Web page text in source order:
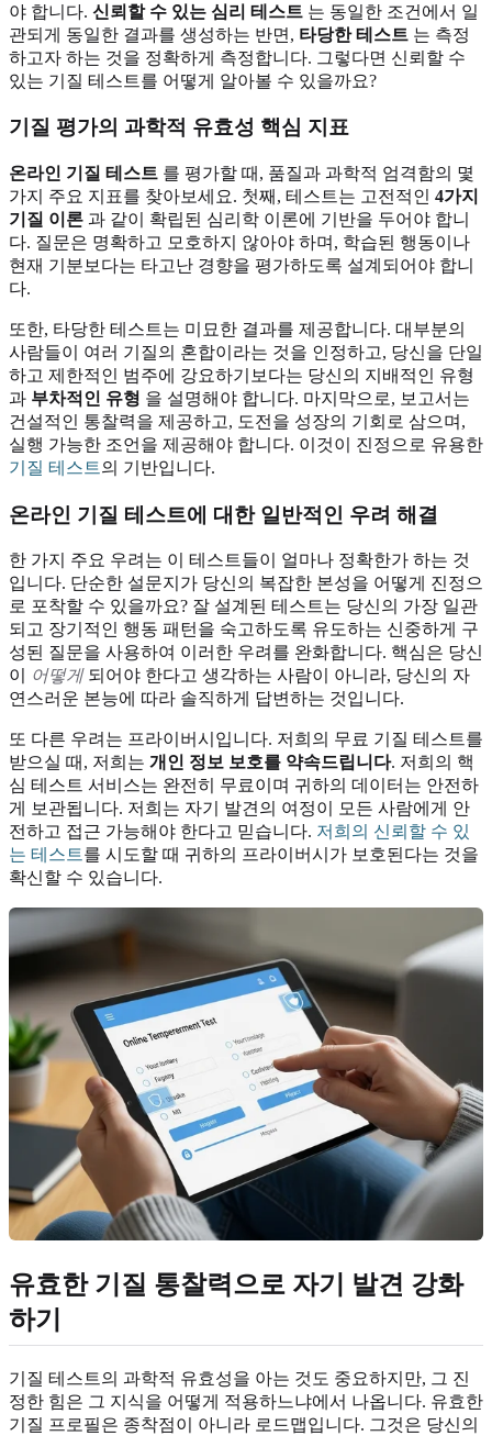
야 합니다. 신뢰할 수 있는 심리 테스트 는 동일한 조건에서 일
관되게 동일한 결과를 생성하는 반면, 타당한 테스트 는 측정
하고자 하는 것을 정확하게 측정합니다. 그렇다면 신뢰할 수
있는 기질 테스트를 어떻게 알아볼 수 있을까요?
기질 평가의 과학적 유효성 핵심 지표
온라인 기질 테스트 를 평가할 때, 품질과 과학적 엄격함의 몇
가지 주요 지표를 찾아보세요. 첫째, 테스트는 고전적인 4가지
기질 이론 과 같이 확립된 심리학 이론에 기반을 두어야 합니
다. 질문은 명확하고 모호하지 않아야 하며, 학습된 행동이나
현재 기분보다는 타고난 경향을 평가하도록 설계되어야 합니
다.
또한, 타당한 테스트는 미묘한 결과를 제공합니다. 대부분의
사람들이 여러 기질의 혼합이라는 것을 인정하고, 당신을 단일
하고 제한적인 범주에 강요하기보다는 당신의 지배적인 유형
과 부차적인 유형 을 설명해야 합니다. 마지막으로, 보고서는
건설적인 통찰력을 제공하고, 도전을 성장의 기회로 삼으며,
실행 가능한 조언을 제공해야 합니다. 이것이 진정으로 유용한
기질 테스트의 기반입니다.
온라인 기질 테스트에 대한 일반적인 우려 해결
한 가지 주요 우려는 이 테스트들이 얼마나 정확한가 하는 것
입니다. 단순한 설문지가 당신의 복잡한 본성을 어떻게 진정으
로 포착할 수 있을까요? 잘 설계된 테스트는 당신의 가장 일관
되고 장기적인 행동 패턴을 숙고하도록 유도하는 신중하게 구
성된 질문을 사용하여 이러한 우려를 완화합니다. 핵심은 당신
이
어떻게되어야 한다고 생각하는 사람이 아니라, 당신의 자
연스러운 본능에 따라 솔직하게 답변하는 것입니다.
또 다른 우려는 프라이버시입니다. 저희의 무료 기질 테스트를
받으실 때, 저희는 개인 정보 보호를 약속드립니다. 저희의 핵
심 테스트 서비스는 완전히 무료이며 귀하의 데이터는 안전하
게 보관됩니다. 저희는 자기 발견의 여정이 모든 사람에게 안
전하고 접근 가능해야 한다고 믿습니다. 저희의 신뢰할 수 있
는 테스트를 시도할 때 귀하의 프라이버시가 보호된다는 것을
확신할 수 있습니다.
유효한 기질 통찰력으로 자기 발견 강화
하기
기질 테스트의 과학적 유효성을 아는 것도 중요하지만, 그 진
정한 힘은 그 지식을 어떻게 적용하느냐에서 나옵니다. 유효한
기질 프로필은 종착점이 아니라 로드맵입니다. 그것은 당신의